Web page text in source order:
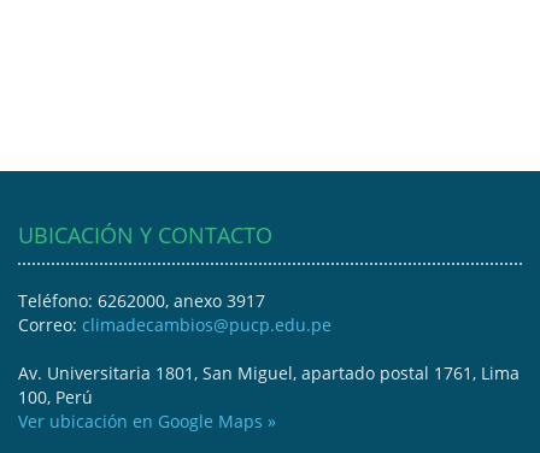
UBICACIÓN Y CONTACTO
Teléfono: 6262000, anexo 3917
Correo: climadecambios@pucp.edu.pe
Av. Universitaria 1801, San Miguel, apartado postal 1761, Lima
100, Perú
Ver ubicación en Google Maps »